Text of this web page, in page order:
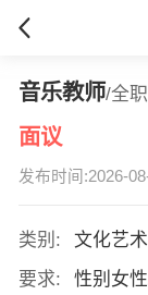
音乐教师/全职
面议
发布时间:2026-
类别:
文化艺术
要求:
性别女